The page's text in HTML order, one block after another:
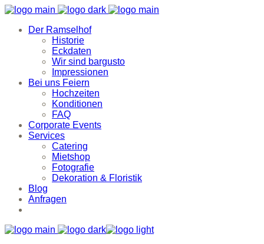
Der Ramselhof
Historie
Eckdaten
Wir sind bargusto
Impressionen
Bei uns Feiern
Hochzeiten
Konditionen
FAQ
Corporate Events
Services
Catering
Mietshop
Fotografie
Dekoration & Floristik
Blog
Anfragen